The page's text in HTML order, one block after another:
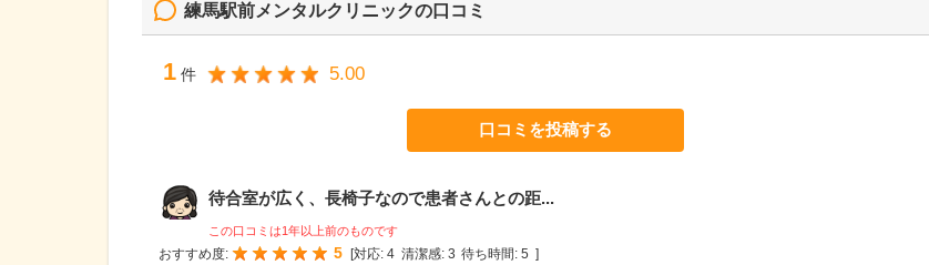
練馬駅前メンタルクリニックの口コミ
1 件 5.00
口コミを投稿する
待合室が広く、長椅子なので患者さんとの距...
この口コミは1年以上前のものです
おすすめ度:
5 [対応: 4 清潔感: 3 待ち時間: 5 ]